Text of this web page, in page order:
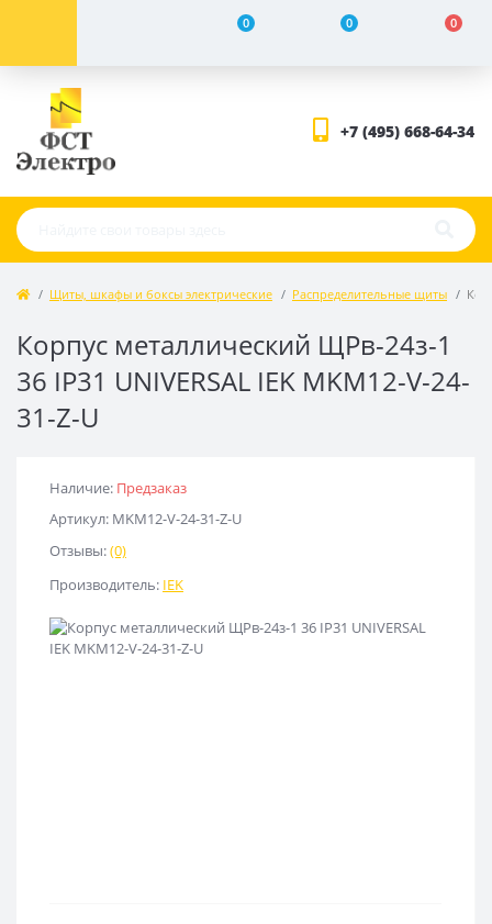
0 0 0
+7 (495) 668-64-34
Щиты, шкафы и боксы электрические Распределительные щиты
Корпус металлический ЩРв-24з-1
36 IP31 UNIVERSAL IEK MKM12-V-24-
31-Z-U
Наличие: Предзаказ
Артикул: MKM12-V-24-31-Z-U
Отзывы:(0)
Производитель: IEK